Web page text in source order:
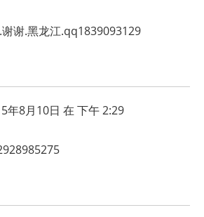
谢.黑龙江.qq1839093129
年8月10日 在 下午 2:29